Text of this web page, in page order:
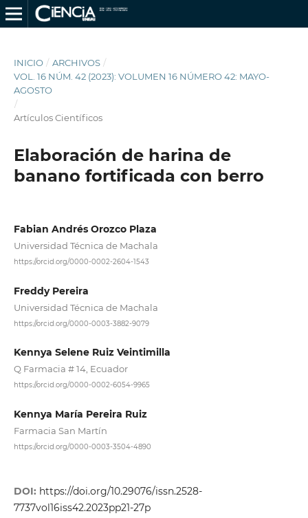
INICIO / ARCHIVOS /
VOL. 16 NÚM. 42 (2023): VOLUMEN 16 NÚMERO 42: MAYO-
AGOSTO
/
Artículos Científicos
Elaboración de harina de
banano fortificada con berro
Fabian Andrés Orozco Plaza
Universidad Técnica de Machala
https://orcid.org/0000-0002-2604-1543
Freddy Pereira
Universidad Técnica de Machala
https://orcid.org/0000-0003-3882-9079
Kennya Selene Ruiz Veintimilla
Q Farmacia # 14, Ecuador
https://orcid.org/0000-0002-6054-9965
Kennya María Pereira Ruiz
Farmacia San Martín
https://orcid.org/0000-0003-3504-4890
DOI: https://doi.org/10.29076/issn.2528-
7737vol16iss42.2023pp21-27p